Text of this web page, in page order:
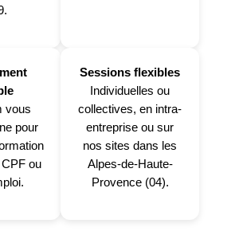
vous
pour
ou
Sessions flexibles
Individuelles ou
collectives, en intra-
entreprise ou sur
nos sites dans les
Alpes-de-Haute-
Provence (04).